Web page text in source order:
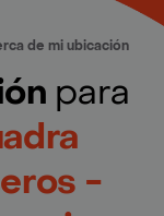
de mi ubicación
para
-